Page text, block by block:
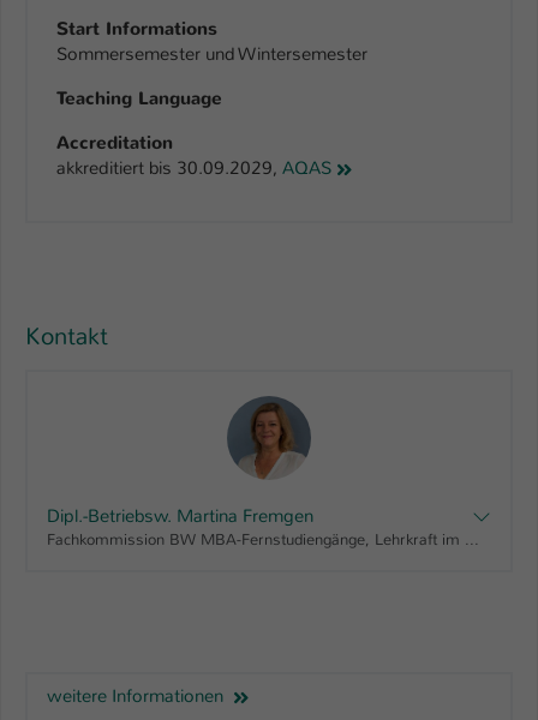
Start Informations
Sommersemester und Wintersemester
Teaching Language
Accreditation
akkreditiert bis 30.09.2029, AQAS
Kontakt
Dipl.-Betriebsw. Martina Fremgen
Fachkommission BW MBA-Fernstudiengänge, Lehrkraft im MBA Innovations-Management, Lehrkraft im MBA Marketing-Management, Lehrkraft im MBA Motorsport-Management, Lehrkraft im MBA Sport-Management, Lehrkraft im MBA Vertriebsingenieur/in
weitere Informationen